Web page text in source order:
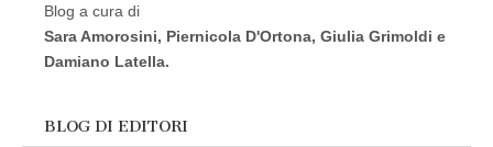
Blog a cura di
Sara Amorosini, Piernicola D'Ortona, Giulia Grimoldi e
Damiano Latella.
BLOG DI EDITORI